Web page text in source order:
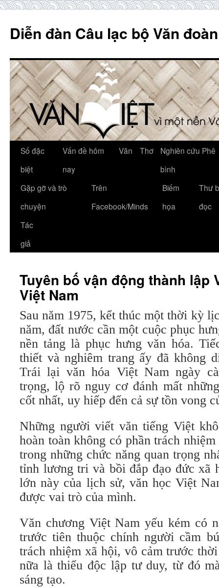
content
Diễn đàn Câu lạc bộ Văn
Số đặc
biệt
Vấn đề hôm
nay
Văn Thơ
Nghiên cứu Phê
bình
Gặp gỡ và trò
chuyện
Trên
Facebook/Minds
Biếm
họa
Thư
đọc
Tác
giả
Tuyên bố vận động thành lập
Việt Nam
Sau năm 1975, kết thúc một thời kỳ
năm, đất nước cần một cuộc phục
nền tảng là phục hưng văn hóa.
thiết và nghiêm trang ấy đã không
Trái lại văn hóa Việt Nam ngày
trọng, lộ rõ nguy cơ đánh mất
cốt nhất, uy hiếp đến cả sự tồn vong
Những người viết văn tiếng Việt
hoàn toàn không có phần trách
trong những chức năng quan trọng
tỉnh lương tri và bồi đắp đạo đức xã
lớn này của lịch sử, văn học Việt
được vai trò của mình.
Văn chương Việt Nam yếu kém có
trước tiên thuộc chính người cầm
trách nhiệm xã hội, vô cảm trước
nữa là thiếu độc lập tư duy, từ đó
sáng tạo.